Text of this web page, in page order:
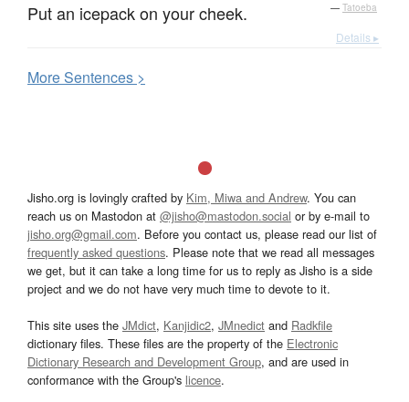
Put an icepack on your cheek. — Tatoeba
Details ▸
MoreSentences >
Jisho.org is lovingly crafted by Kim, Miwa and Andrew. You can
reach us on Mastodon at @jisho@mastodon.social or by e-mail to
jisho.org@gmail.com. Before you contact us, please read our list of
frequently asked questions. Please note that we read all messages
we get, but it can take a long time for us to reply as Jisho is a side
project and we do not have very much time to devote to it.
This site uses the JMdict, Kanjidic2, JMnedict and Radkfile
dictionary files. These files are the property of the Electronic
Dictionary Research and Development Group, and are used in
conformance with the Group's licence.